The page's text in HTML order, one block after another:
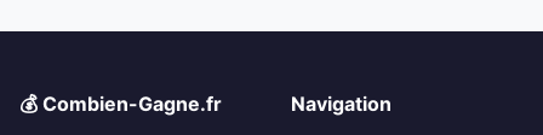
💰 Combien-Gagne.fr
Navigation